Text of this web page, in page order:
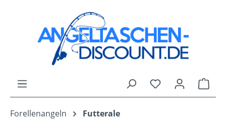
Zum Hauptinhalt springen
Du hast 0
Forellenangeln Futterale